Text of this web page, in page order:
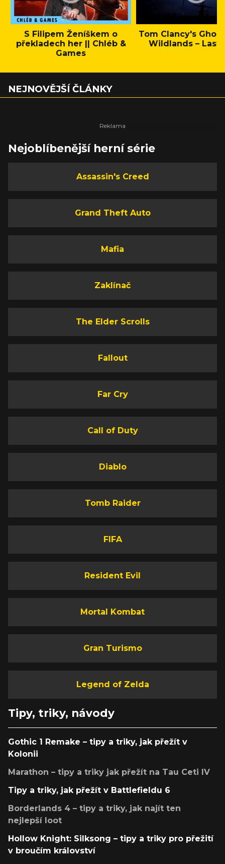
S Filipem Ženíškem o
překladech her || Chléb &
Games
Tom Clancy's
Wildlands – Last
NEJNOVĚJŠÍ ČLÁNKY
Nejoblíbenější herní série
Assassin's Creed
Grand Theft Auto
Mafia
Zaklínač
The Elder Scrolls
Fallout
Far Cry
Call of Duty
Diablo
Tomb Raider
FIFA
Resident Evil
Mortal Kombat
Gran Turismo
Legend of Zelda
Tipy, triky, návody
Gothic 1 Remake – tipy a triky, jak přežít v
Kolonii
Marathon – tipy a triky jak přežít na Tau Ceti IV
Tipy a triky, jak přežít v Battlefieldu 6
Borderlands 4 – tipy a triky, jak najít ten
nejlepší loot
Hollow Knight: Silksong – tipy a triky pro přežití
v broučím království